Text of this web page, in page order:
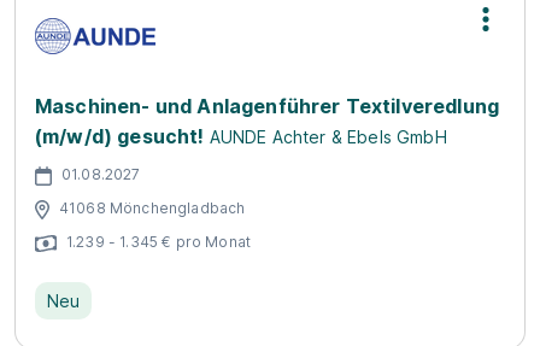
Maschinen- und Anlagenführer Textilveredlung
(m/w/d) gesucht! AUNDE Achter & Ebels GmbH
01.08.2027
41068 Mönchengladbach
1.239 - 1.345 € pro Monat
Neu